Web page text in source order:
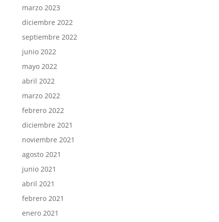
marzo 2023
diciembre 2022
septiembre 2022
junio 2022
mayo 2022
abril 2022
marzo 2022
febrero 2022
diciembre 2021
noviembre 2021
agosto 2021
junio 2021
abril 2021
febrero 2021
enero 2021